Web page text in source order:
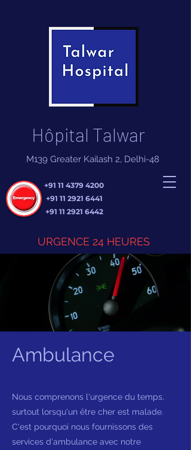
Hôpital Talwar
+91 11 4379 4200
+91 11 2921 6441
+91 11 2921 6442
URGENCE 24 HEURES
M139 Greater Kailash 2, Delhi-48
Ambulance
Nous comprenons l'urgence du temps,
surtout lorsqu'un être cher est malade.
C'est pourquoi nous fournissons des
services d'ambulance avec notre